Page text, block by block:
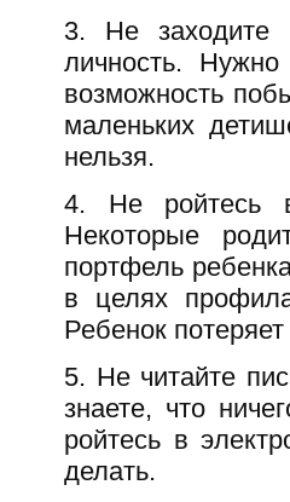
3. Не заходите
личность.
возможность
маленьких
нельзя.
4. Не ройтесь
Некоторые
портфель
в целях
Ребенок
5. Не читайте
знаете, что
ройтесь в
делать.